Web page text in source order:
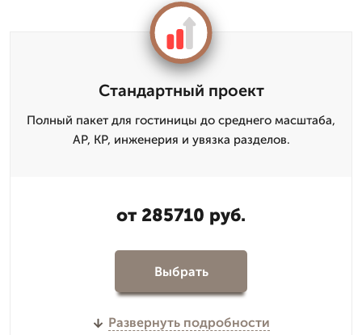
Стандартный проект
Полный пакет для гостиницы до среднего масштаба,
АР, КР, инженерия и увязка разделов.
от 285710 руб.
Выбрать
Развернуть подробности